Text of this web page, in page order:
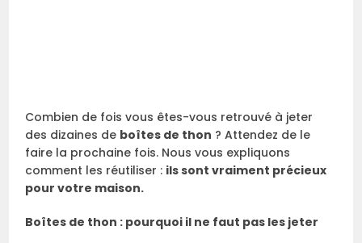
Combien de fois vous êtes-vous retrouvé à jeter
des dizaines de boîtes de thon ? Attendez de le
faire la prochaine fois. Nous vous expliquons
comment les réutiliser : ils sont vraiment précieux
pour votre maison.
Boîtes de thon : pourquoi il ne faut pas les jeter